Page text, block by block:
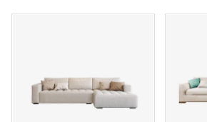
ブリックチャイズソファ